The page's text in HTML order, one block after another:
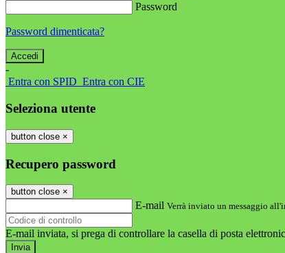
Password
Password dimenticata?
-
Entra con SPID Entra con CIE
Seleziona utente
button close ×
Recupero password
button close ×
E-mail Verrà inviato un messaggio
E-mail inviata, si prega di controllare la casella di posta